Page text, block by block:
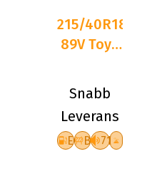
215/40R18
89V Toyo
S944 XL
Friktion
Snabb
Leverans
E B 71